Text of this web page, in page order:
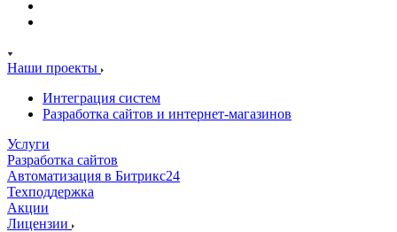
Наши проекты
Интеграция систем
Разработка сайтов и интернет-магазинов
Услуги
Разработка сайтов
Автоматизация в Битрикс24
Техподдержка
Акции
Лицензии